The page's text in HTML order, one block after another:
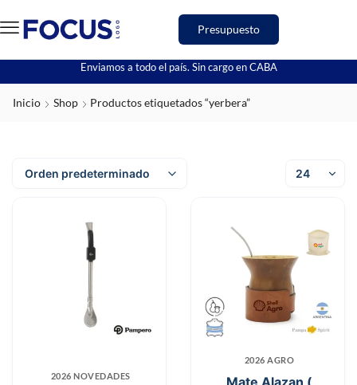
Presupuesto
Enviamos a todo el país. Sin cargo en CABA
Inicio Shop Productos etiquetados “yerbera”
2026 NOVEDADES
2026 AGRO
Mate Alazan (